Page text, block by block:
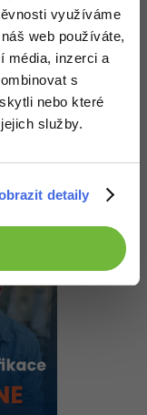
využíváme
web používáte,
média, inzerci a
s
nebo které
služby.
detaily
25.7.2012 16:48